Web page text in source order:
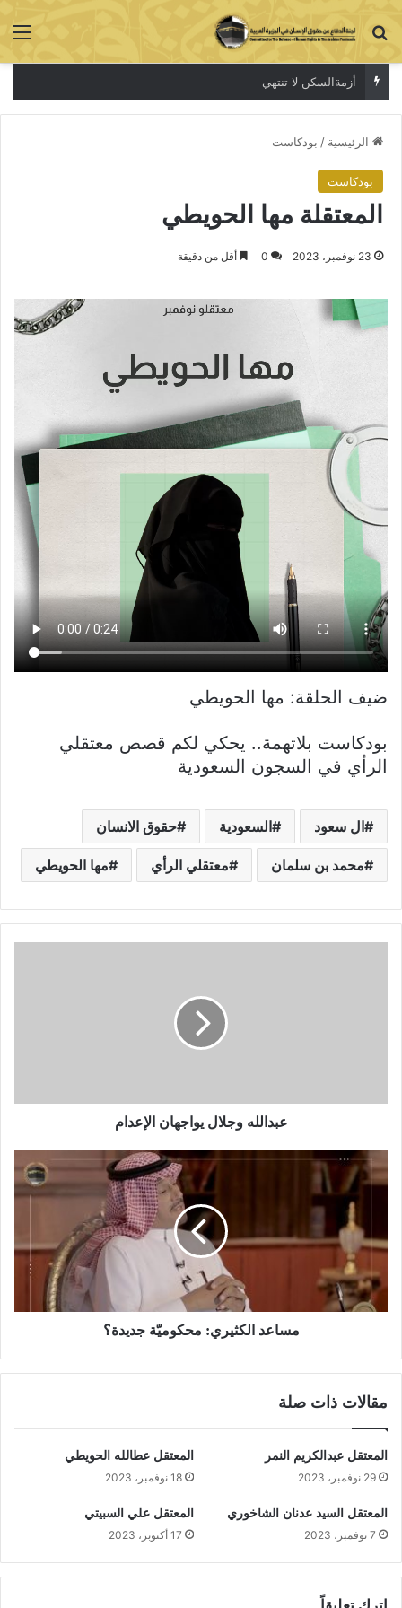
بحث عن
أزمةالسكن لا تنتهي
الرئيسية / بودكاست
بودكاست
المعتقلة مها الحويطي
23 نوفمبر، 2023 0 أقل من دقيقة
ضيف الحلقة: مها الحويطي
بودكاست بلاتهمة.. يحكي لكم قصص معتقلي
الرأي في السجون السعودية
ال سعود السعودية حقوق الانسان
محمد بن سلمان معتقلي الرأي مها الحويطي
عبدالله وجلال يواجهان الإعدام
مساعد الكثيري: محكوميّة جديدة؟
مقالات ذات صلة
المعتقل عبدالكريم النمر
29 نوفمبر، 2023
المعتقل عطالله الحويطي
18 نوفمبر، 2023
المعتقل السيد عدنان الشاخوري
7 نوفمبر، 2023
المعتقل علي السبيتي
17 أكتوبر، 2023